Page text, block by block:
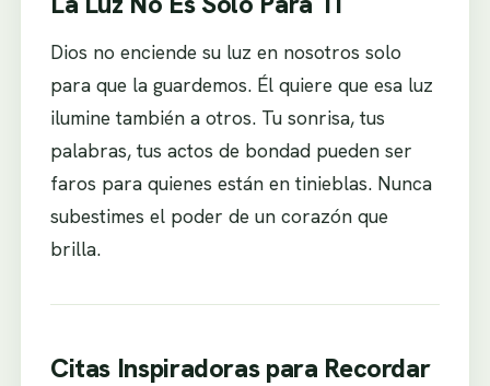
Dios no enciende su luz en nosotros solo
para que la guardemos. Él quiere que esa luz
ilumine también a otros. Tu sonrisa, tus
palabras, tus actos de bondad pueden ser
faros para quienes están en tinieblas. Nunca
subestimes el poder de un corazón que
brilla.
Citas Inspiradoras para Recordar